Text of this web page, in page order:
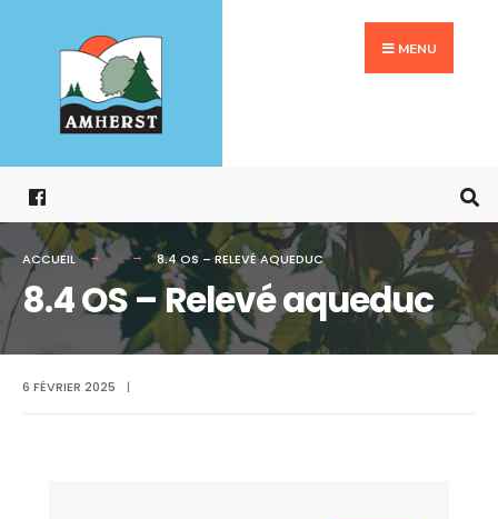
contenu
MENU
ACCUEIL 8.4 OS – RELEVÉ AQUEDUC
8.4 OS – Relevé aqueduc
6 FÉVRIER 2025 |
for: